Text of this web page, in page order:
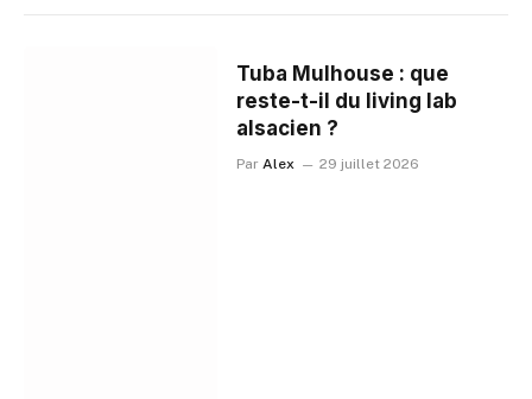
Tuba Mulhouse : que
reste-t-il du living lab
alsacien ?
Par Alex 29 juillet 2026